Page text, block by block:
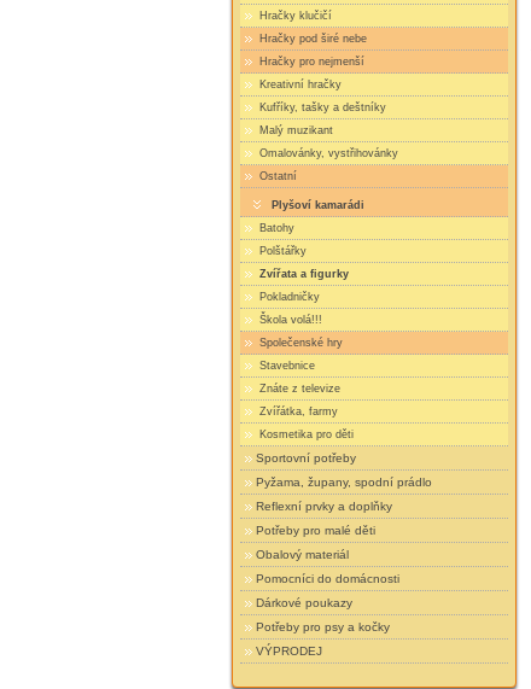
Hračky klučičí
Hračky pod širé nebe
Hračky pro nejmenší
Kreativní hračky
Kufříky, tašky a deštníky
Malý muzikant
Omalovánky, vystřihovánky
Ostatní
Plyšoví kamarádi
Batohy
Polštářky
Zvířata a figurky
Pokladničky
Škola volá!!!
Společenské hry
Stavebnice
Znáte z televize
Zvířátka, farmy
Kosmetika pro děti
Sportovní potřeby
Pyžama, župany, spodní prádlo
Reflexní prvky a doplňky
Potřeby pro malé děti
Obalový materiál
Pomocníci do domácnosti
Dárkové poukazy
Potřeby pro psy a kočky
VÝPRODEJ